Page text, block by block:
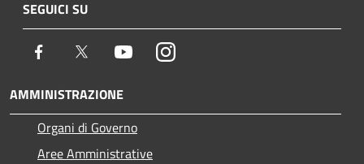
SEGUICI SU
Facebook Twitter YoutubeInstagram
AMMINISTRAZIONE
Organi di Governo
Aree Amministrative